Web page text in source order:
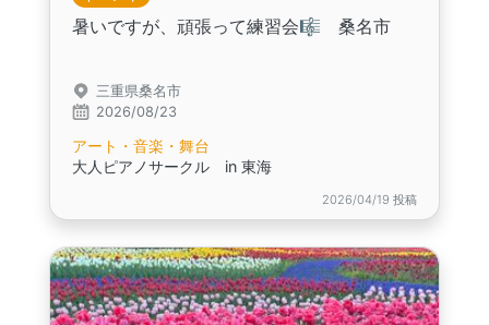
暑いですが、頑張って練習会🎼 桑名市
三重県桑名市
2026/08/23
アート・音楽・舞台
大人ピアノサークル in 東海
2026/04/19 投稿